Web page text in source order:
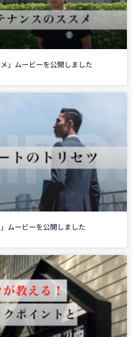
」ムービーを公開しました
ムービーを公開しました